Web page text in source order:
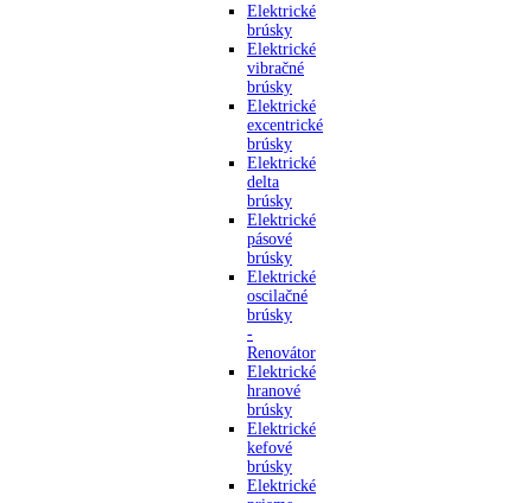
Elektrické
brúsky
Elektrické
vibračné
brúsky
Elektrické
excentrické
brúsky
Elektrické
delta
brúsky
Elektrické
pásové
brúsky
Elektrické
oscilačné
brúsky
-
Renovátor
Elektrické
hranové
brúsky
Elektrické
kefové
brúsky
Elektrické